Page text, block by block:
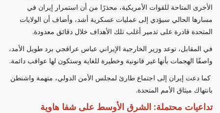
الأخرى المتاحة للقوات الأمريكية، محذرًا من أن استمرار إيران في
مسارها الحالي سيؤدي إلى عمليات عسكرية أشد، وأضاف أن الولايات
المتحدة قادرة على تدمير أغلب تلك الأهداف خلال دقائق معدودة.
في المقابل، توعد وزير الخارجية الإيراني عباس عراقجي برد طويل الأمد،
واصفًا الهجمات بأنها غير قانونية وخطيرة للغاية وستكون لها عواقب دائمة.
كما دعت إيران إلى اجتماع طارئ لمجلس الأمن الدولي، متهمة واشنطن
بانتهاك ميثاق الأمم المتحدة.
تداعيات محتملة: الشرق الأوسط على شفا هاوية